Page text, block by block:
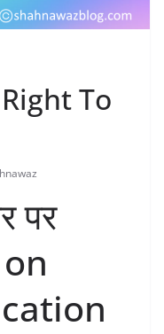
Right To
पर